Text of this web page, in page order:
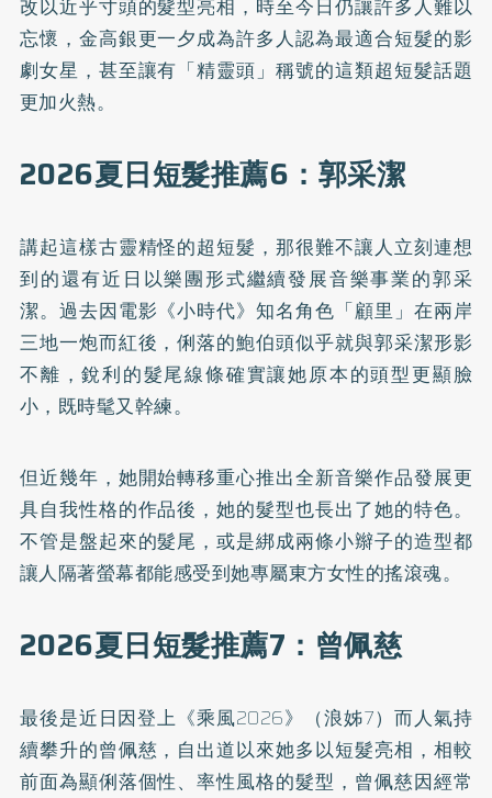
改以近乎寸頭的髮型亮相，時至今日仍讓許多人難以
忘懷，金高銀更一夕成為許多人認為最適合短髮的影
劇女星，甚至讓有「精靈頭」稱號的這類超短髮話題
更加火熱。
2026夏日短髮推薦6：郭采潔
講起這樣古靈精怪的超短髮，那很難不讓人立刻連想
到的還有近日以樂團形式繼續發展音樂事業的郭采
潔。過去因電影《小時代》知名角色「顧里」在兩岸
三地一炮而紅後，俐落的鮑伯頭似乎就與郭采潔形影
不離，銳利的髮尾線條確實讓她原本的頭型更顯臉
小，既時髦又幹練。
但近幾年，她開始轉移重心推出全新音樂作品發展更
具自我性格的作品後，她的髮型也長出了她的特色。
不管是盤起來的髮尾，或是綁成兩條小辮子的造型都
讓人隔著螢幕都能感受到她專屬東方女性的搖滾魂。
2026夏日短髮推薦7：曾佩慈
最後是近日因登上《乘風2026》（浪姊7）而人氣持
續攀升的曾佩慈，自出道以來她多以短髮亮相，相較
前面為顯俐落個性、率性風格的髮型，曾佩慈因經常